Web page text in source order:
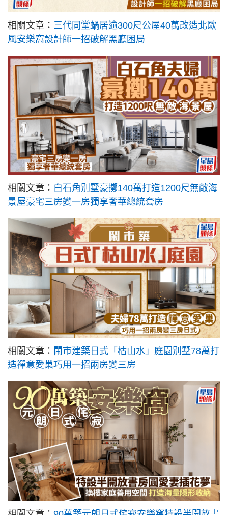
相關文章： 三代同堂蝸居逾300尺公屋40萬改造北歐
風安樂窩設計師一招破解黑廳困局
相關文章： 白石角別墅豪擲140萬打造1200尺無敵海
景屋豪宅三房變一房獨享奢華總統套房
相關文章： 鬧市建築日式「枯山水」庭園別墅78萬打
造禪意愛巢巧用一招兩房變三房